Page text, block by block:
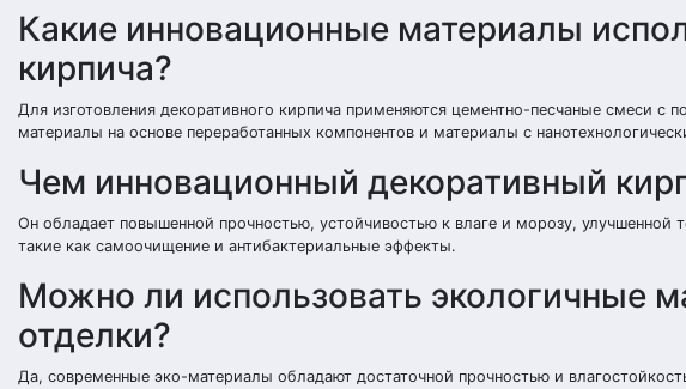
Какие инновационные материалы
кирпича?
Для изготовления декоративного кирпича применяются цементно-песчаные смеси
материалы на основе переработанных компонентов и материалы с
Чем инновационный декоративный
Он обладает повышенной прочностью, устойчивостью к влаге и морозу,
такие как самоочищение и антибактериальные эффекты.
Можно ли использовать экологичные
отделки?
Да, современные эко-материалы обладают достаточной прочностью и